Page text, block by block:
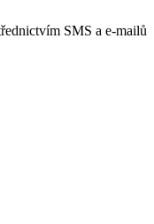
SMS a e-mailů